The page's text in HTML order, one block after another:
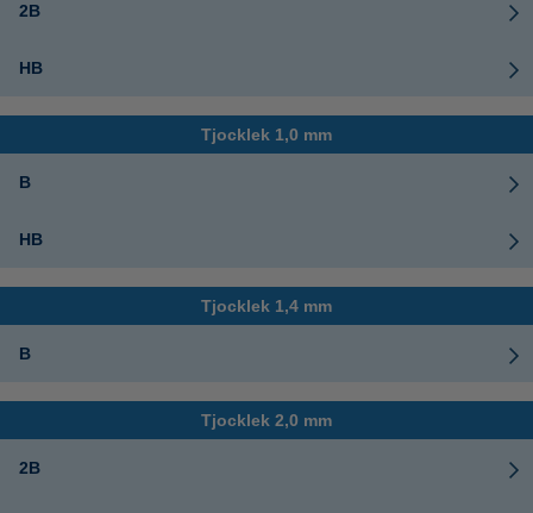
2B
HB
Tjocklek 1,0 mm
B
HB
Tjocklek 1,4 mm
B
Tjocklek 2,0 mm
2B